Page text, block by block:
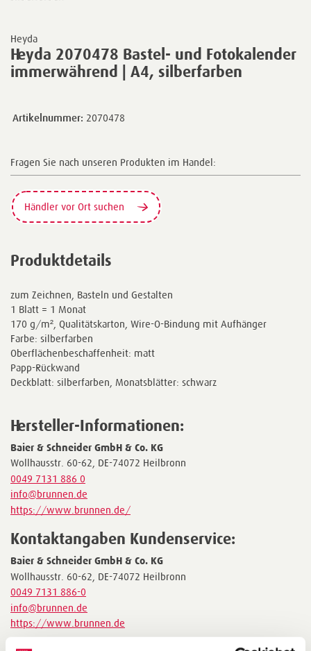
Heyda
Heyda 2070478 Bastel- und Fotokalender
immerwährend | A4, silberfarben
Artikelnummer: 2070478
Fragen Sie nach unseren Produkten im Handel:
Händler vor Ort suchen
Produktdetails
zum Zeichnen, Basteln und Gestalten
1 Blatt = 1 Monat
170 g/m², Qualitätskarton, Wire-O-Bindung mit Aufhänger
Farbe: silberfarben
Oberflächenbeschaffenheit: matt
Papp-Rückwand
Deckblatt: silberfarben, Monatsblätter: schwarz
Hersteller-Informationen:
Baier & Schneider GmbH & Co. KG
Wollhausstr. 60-62, DE-74072 Heilbronn
0049 7131 886 0
info@brunnen.de
https://www.brunnen.de/
Kontaktangaben Kundenservice:
Baier & Schneider GmbH & Co. KG
Wollhausstr. 60-62, DE-74072 Heilbronn
0049 7131 886-0
info@brunnen.de
https://www.brunnen.de